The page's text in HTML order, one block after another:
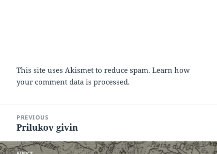
This site uses Akismet to reduce spam.Learn how
your comment data is processed.
navigation
PREVIOUS
Previous
Prilukov givin